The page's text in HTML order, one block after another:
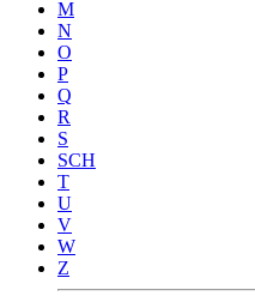
M
N
O
P
Q
R
S
SCH
T
U
V
W
Z